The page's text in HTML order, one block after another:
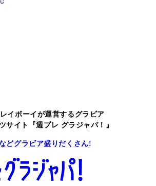
イボーイが運営するグラビア
サイト『週プレ グラジャパ！』
どグラビア盛りだくさん!